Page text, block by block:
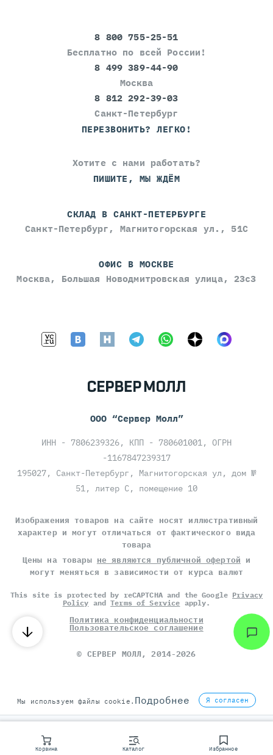
Корзина Каталог Избранное
8 800 755-25-51
Бесплатно по всей России!
8 499 389-44-90
Москва
8 812 292-39-03
Санкт-Петербург
ПЕРЕЗВОНИТЬ? ЛЕГКО!
Хотите с нами работать?
ПИШИТЕ, МЫ ЖДЁМ
СКЛАД В САНКТ-ПЕТЕРБУРГЕ
Санкт-Петербург, Магнитогорская ул., 51С
ОФИС В МОСКВЕ
Москва, Большая Новодмитровская улица, 23с3
ООО “Сервер Молл”
ИНН - 7806239326, КПП - 780601001, ОГРН
-1167847239317
195027, Санкт-Петербург, Магнитогорская ул, дом №
51, литер С, помещение 10
Изображения товаров на сайте носят иллюстративный
характер и могут отличаться от фактического вида
товара
Цены на товары не являются публичной офертой и
могут меняться в зависимости от курса валют
This site is protected by reCAPTCHA and the Google Privacy
Policy andTerms of Service apply.
Политика конфиденциальности
Пользовательское соглашение
© СЕРВЕР МОЛЛ, 2014-2026
Мы используем файлы cookie. Подробнее Я согласен